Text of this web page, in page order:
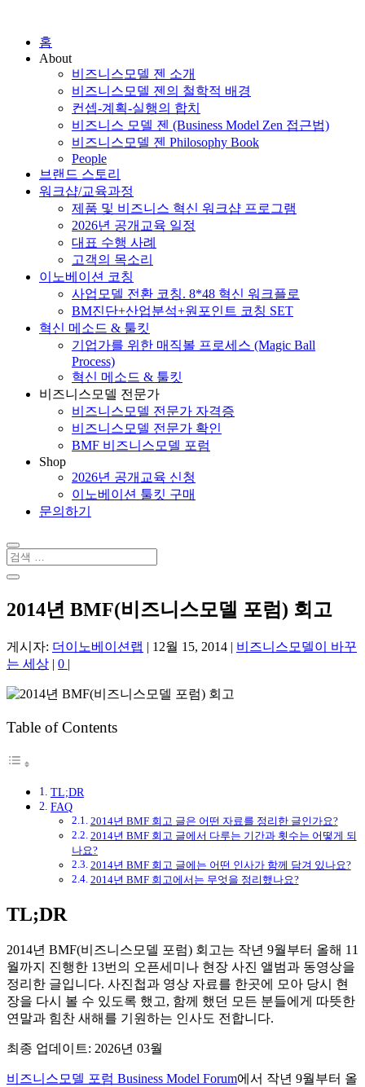
홈
About
비즈니스모델 젠 소개
비즈니스모델 젠의 철학적 배경
컨셉-계획-실행의 합치
비즈니스 모델 젠 (Business Model Zen 접근법)
비즈니스모델 젠 Philosophy Book
People
브랜드 스토리
워크샵/교육과정
제품 및 비즈니스 혁신 워크샵 프로그램
2026년 공개교육 일정
대표 수행 사례
고객의 목소리
이노베이션 코칭
사업모델 전환 코칭. 8*48 혁신 워크플로
BM진단+산업분석+원포인트 코칭 SET
혁신 메소드 & 툴킷
기업가를 위한 매직볼 프로세스 (Magic Ball
Process)
혁신 메소드 & 툴킷
비즈니스모델 전문가
비즈니스모델 전문가 자격증
비즈니스모델 전문가 확인
BMF 비즈니스모델 포럼
Shop
2026년 공개교육 신청
이노베이션 툴킷 구매
문의하기
2014년 BMF(비즈니스모델 포럼) 회고
게시자: 더이노베이션랩 | 12월 15, 2014 | 비즈니스모델이 바꾸
는 세상 | 0 |
Table of Contents
TL;DR
FAQ
2014년 BMF 회고 글은 어떤 자료를 정리한 글인가요?
2014년 BMF 회고 글에서 다루는 기간과 횟수는 어떻게 되
나요?
2014년 BMF 회고 글에는 어떤 인사가 함께 담겨 있나요?
2014년 BMF 회고에서는 무엇을 정리했나요?
TL;DR
2014년 BMF(비즈니스모델 포럼) 회고는 작년 9월부터 올해 11
월까지 진행한 13번의 오픈세미나 현장 사진 앨범과 동영상을
정리한 글입니다. 사진첩과 영상 자료를 한곳에 모아 당시 현
장을 다시 볼 수 있도록 했고, 함께 했던 모든 분들에게 따뜻한
연말과 힘찬 새해를 기원하는 인사도 전합니다.
최종 업데이트: 2026년 03월
비즈니스모델 포럼 Business Model Forum에서 작년 9월부터 올